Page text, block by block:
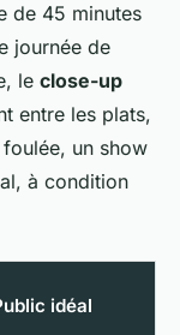
de 45 minutes
journée de
le close-up
entre les plats,
un show
à condition
idéal